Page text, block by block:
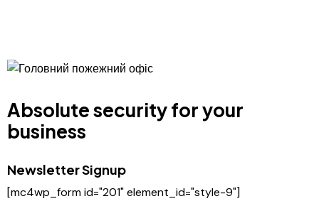
Absolute security for your
business
Newsletter Signup
[mc4wp_form id="201" element_id="style-9"]